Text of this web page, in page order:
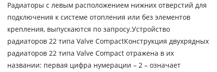
Радиаторы с левым расположением нижних отверстий для
подключения к системе отопления или без элементов
крепления, выпускаются по запросу.Устройство
радиаторов 22 типа Valve CompactКонструкция двухрядных
радиаторов 22 типа Valve Compact отражена в их
названии: первая цифра нумерации – 2 – означает